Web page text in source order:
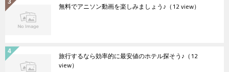
無料でアニソン動画を楽しみましょう♪ （12 view）
旅行するなら効率的に最安値のホテル探そう♪ （12
view）